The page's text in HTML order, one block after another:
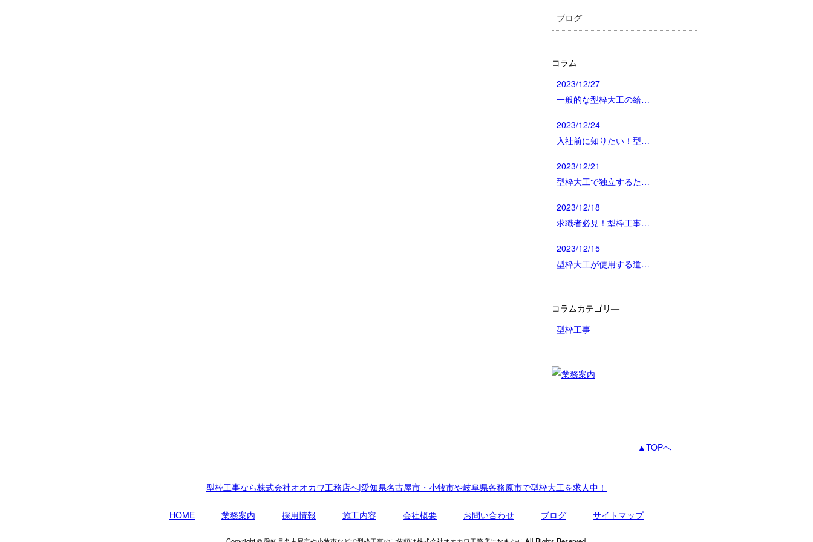
ブログ
コラム
2023/12/27
一般的な型枠大工の給…
2023/12/24
入社前に知りたい！型…
2023/12/21
型枠大工で独立するた…
2023/12/18
求職者必見！型枠工事…
2023/12/15
型枠大工が使用する道…
コラムカテゴリ―
型枠工事
▲TOPへ
型枠工事なら株式会社オオカワ工務店へ|愛知県名古屋市・小牧市や岐阜県各務原市で型枠大工を求人中！
HOME 業務案内 採用情報 施工内容 会社概要 お問い合わせ ブログ サイトマップ